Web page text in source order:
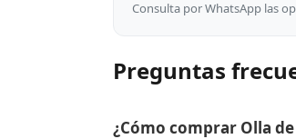
Consulta por WhatsApp las
Preguntas
¿Cómo comprar Olla